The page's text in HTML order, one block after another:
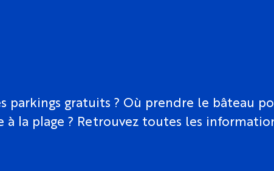
parkings gratuits ? Où prendre le bâteau
la plage ? Retrouvez toutes les